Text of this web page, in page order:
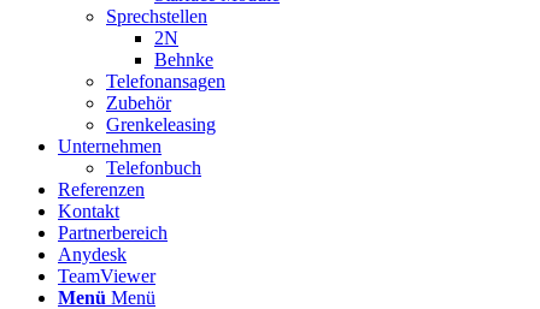
Sprechstellen
2N
Behnke
Telefonansagen
Zubehör
Grenkeleasing
Unternehmen
Telefonbuch
Referenzen
Kontakt
Partnerbereich
Anydesk
TeamViewer
Menü Menü